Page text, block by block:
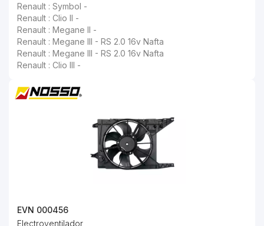
Renault : Symbol -
Renault : Clio II -
Renault : Megane II -
Renault : Megane III - RS 2.0 16v Nafta
Renault : Megane III - RS 2.0 16v Nafta
Renault : Clio III -
EVN 000456
Electroventilador